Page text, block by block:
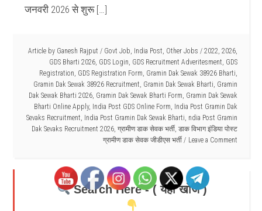
जनवरी 2026 से शुरू […]
Article by Ganesh Rajput / Govt Job, India Post, Other Jobs / 2022, 2026,
GDS Bharti 2026, GDS Login, GDS Recruitment Adveritesment, GDS
Registration, GDS Registration Form, Gramin Dak Sewak 38926 Bharti,
Gramin Dak Sewak 38926 Recruitment, Gramin Dak Sewak Bharti, Gramin
Dak Sewak Bharti 2026, Gramin Dak Sewak Bharti Form, Gramin Dak Sewak
Bharti Online Apply, India Post GDS Online Form, India Post Gramin Dak
Sevaks Recruitment, India Post Gramin Dak Sewak Bharti, ndia Post Gramin
Dak Sevaks Recruitment 2026, ग्रामीण डाक सेवक भर्ती, डाक विभाग इंडिया पोस्ट
ग्रामीण डाक सेवक जीडीएस भर्ती
Leave a Comment
Search Here - ( यहाँ खोजें )